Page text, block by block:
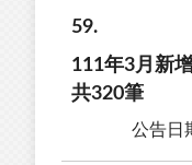
59
111年3月新
共320筆
公告日